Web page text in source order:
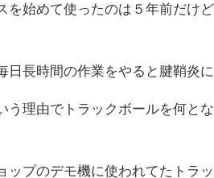
を始めて使ったのは５年前だけ
日長時間の作業をやると腱鞘炎
う理由でトラックボールを何と
ップのデモ機に使われてたトラ